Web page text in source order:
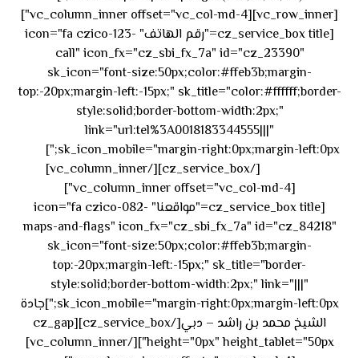
[vc_row_inner][vc_column_inner offset="vc_col-md-4"]
[cz_service_box title="رقم الهاتف" icon="fa czico-123-
call" icon_fx="cz_sbi_fx_7a" id="cz_23390"
sk_icon="font-size:50px;color:#ffeb3b;margin-
top:-20px;margin-left:-15px;" sk_title="color:#ffffff;border-
style:solid;border-bottom-width:2px;"
link="url:tel%3A0018183344555|||"
sk_icon_mobile="margin-right:0px;margin-left:0px;"]
[/cz_service_box][/vc_column_inner]
[vc_column_inner offset="vc_col-md-4"]
[cz_service_box title="مواقعنا" icon="fa czico-082-
maps-and-flags" icon_fx="cz_sbi_fx_7a" id="cz_84218"
sk_icon="font-size:50px;color:#ffeb3b;margin-
top:-20px;margin-left:-15px;" sk_title="border-
style:solid;border-bottom-width:2px;" link="|||"
sk_icon_mobile="margin-right:0px;margin-left:0px;"]جادة
الشيخ محمد بن راشد – دبي[/cz_service_box][cz_gap
height="0px" height_tablet="50px"][/vc_column_inner]